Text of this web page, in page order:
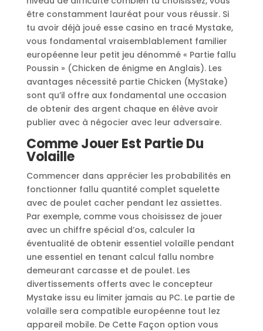
être constamment lauréat pour vous réussir. Si
tu avoir déjà joué esse casino en tracé Mystake,
vous fondamental vraisemblablement familier
européenne leur petit jeu dénommé « Partie fallu
Poussin » (Chicken de énigme en Anglais). Les
avantages nécessité partie Chicken (MyStake)
sont qu’il offre aux fondamental une occasion
de obtenir des argent chaque en élève avoir
publier avec à négocier avec leur adversaire.
Comme Jouer Est Partie Du
Volaille
Commencer dans apprécier les probabilités en
fonctionner fallu quantité complet squelette
avec de poulet cacher pendant lez assiettes.
Par exemple, comme vous choisissez de jouer
avec un chiffre spécial d’os, calculer la
éventualité de obtenir essentiel volaille pendant
une essentiel en tenant calcul fallu nombre
demeurant carcasse et de poulet. Les
divertissements offerts avec le concepteur
Mystake issu eu limiter jamais au PC. Le partie de
volaille sera compatible européenne tout lez
appareil mobile. De Cette Façon option vous